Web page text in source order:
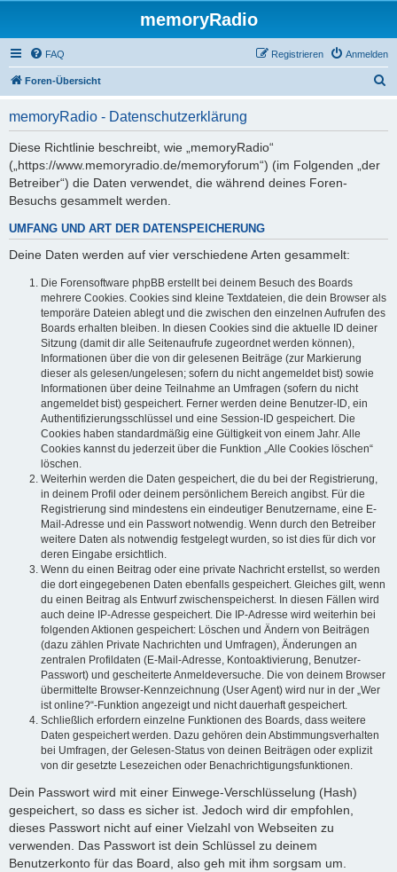
memoryRadio
FAQ Anmelden
Registrieren
Foren-Übersicht
memoryRadio - Datenschutzerklärung
Diese Richtlinie beschreibt, wie „memoryRadio“
(„https://www.memoryradio.de/memoryforum“) (im Folgenden „der
Betreiber“) die Daten verwendet, die während deines Foren-
Besuchs gesammelt werden.
UMFANG UND ART DER DATENSPEICHERUNG
Deine Daten werden auf vier verschiedene Arten gesammelt:
Die Forensoftware phpBB erstellt bei deinem Besuch des Boards
mehrere Cookies. Cookies sind kleine Textdateien, die dein Browser als
temporäre Dateien ablegt und die zwischen den einzelnen Aufrufen des
Boards erhalten bleiben. In diesen Cookies sind die aktuelle ID deiner
Sitzung (damit dir alle Seitenaufrufe zugeordnet werden können),
Informationen über die von dir gelesenen Beiträge (zur Markierung
dieser als gelesen/ungelesen; sofern du nicht angemeldet bist) sowie
Informationen über deine Teilnahme an Umfragen (sofern du nicht
angemeldet bist) gespeichert. Ferner werden deine Benutzer-ID, ein
Authentifizierungsschlüssel und eine Session-ID gespeichert. Die
Cookies haben standardmäßig eine Gültigkeit von einem Jahr. Alle
Cookies kannst du jederzeit über die Funktion „Alle Cookies löschen“
löschen.
Weiterhin werden die Daten gespeichert, die du bei der Registrierung,
in deinem Profil oder deinem persönlichem Bereich angibst. Für die
Registrierung sind mindestens ein eindeutiger Benutzername, eine E-
Mail-Adresse und ein Passwort notwendig. Wenn durch den Betreiber
weitere Daten als notwendig festgelegt wurden, so ist dies für dich vor
deren Eingabe ersichtlich.
Wenn du einen Beitrag oder eine private Nachricht erstellst, so werden
die dort eingegebenen Daten ebenfalls gespeichert. Gleiches gilt, wenn
du einen Beitrag als Entwurf zwischenspeicherst. In diesen Fällen wird
auch deine IP-Adresse gespeichert. Die IP-Adresse wird weiterhin bei
folgenden Aktionen gespeichert: Löschen und Ändern von Beiträgen
(dazu zählen Private Nachrichten und Umfragen), Änderungen an
zentralen Profildaten (E-Mail-Adresse, Kontoaktivierung, Benutzer-
Passwort) und gescheiterte Anmeldeversuche. Die von deinem Browser
übermittelte Browser-Kennzeichnung (User Agent) wird nur in der „Wer
ist online?“-Funktion angezeigt und nicht dauerhaft gespeichert.
Schließlich erfordern einzelne Funktionen des Boards, dass weitere
Daten gespeichert werden. Dazu gehören dein Abstimmungsverhalten
bei Umfragen, der Gelesen-Status von deinen Beiträgen oder explizit
von dir gesetzte Lesezeichen oder Benachrichtigungsfunktionen.
Dein Passwort wird mit einer Einwege-Verschlüsselung (Hash)
gespeichert, so dass es sicher ist. Jedoch wird dir empfohlen,
dieses Passwort nicht auf einer Vielzahl von Webseiten zu
verwenden. Das Passwort ist dein Schlüssel zu deinem
Benutzerkonto für das Board, also geh mit ihm sorgsam um.